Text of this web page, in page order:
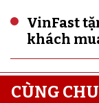
VinFast
khách
CÙNG